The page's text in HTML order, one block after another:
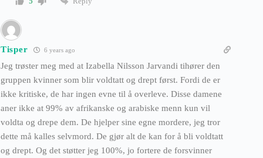
Tisper 6 years ago
Jeg trøster meg med at Izabella Nilsson Jarvandi tihører den
gruppen kvinner som blir voldtatt og drept først. Fordi de er
ikke kritiske, de har ingen evne til å overleve. Disse damene
aner ikke at 99% av afrikanske og arabiske menn kun vil
voldta og drepe dem. De hjelper sine egne mordere, jeg tror
dette må kalles selvmord. De gjør alt de kan for å bli voldtatt
og drept. Og det støtter jeg 100%, jo fortere de forsvinner